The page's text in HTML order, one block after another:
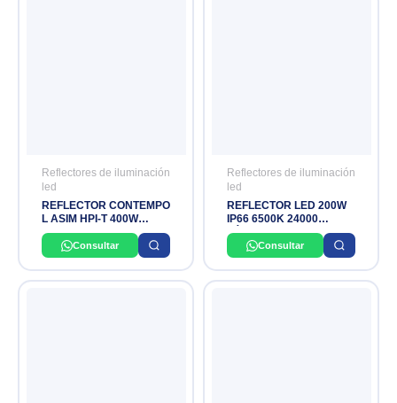
Reflectores de iluminación
led
REFLECTOR CONTEMPO
L ASIM HPI-T 400W
PHILIPS
Consultar
Reflectores de iluminación
led
REFLECTOR LED 200W
IP66 6500K 24000
LÚMINES 175–265VAC
50-60HZ DONILUX
Consultar